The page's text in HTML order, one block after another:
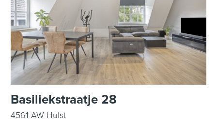
Basiliekstraatje 28
4561 AW Hulst